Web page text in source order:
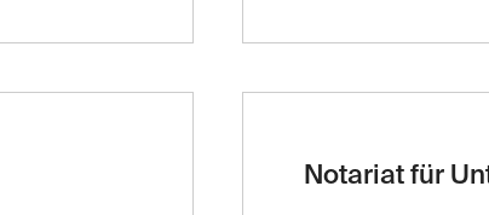
Notariat für